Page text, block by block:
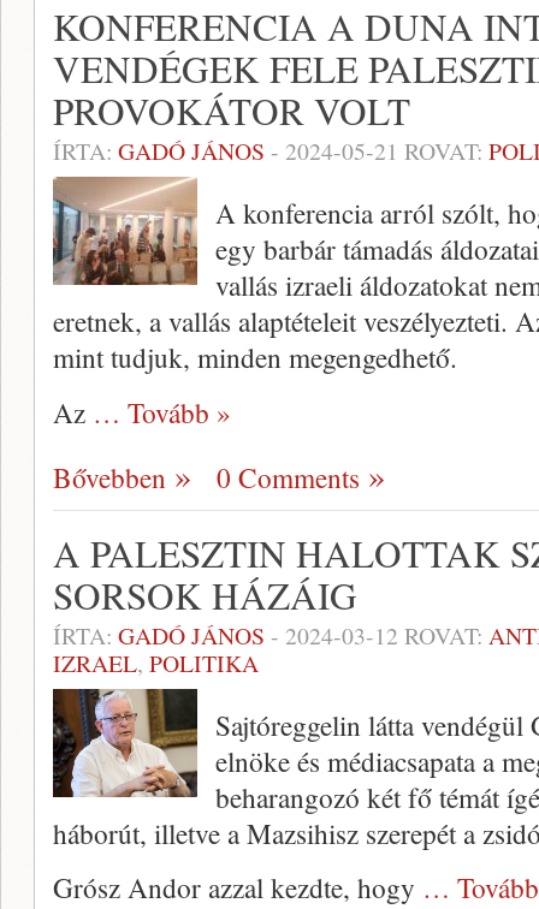
KONFERENCIA A DUNA
VENDÉGEK FELE
PROVOKÁTOR VOLT
ÍRTA: GADÓ JÁNOS - 2024-05-21 ROVAT:
A konferencia arról szólt,
egy barbár támadás
vallás izraeli áldozatokat
eretnek, a vallás alaptételeit veszélyezteti.
mint tudjuk, minden megengedhető.
Az … Tovább »
Bővebben
0 Comments
A PALESZTIN HALOTTAK
SORSOK HÁZÁIG
ÍRTA: GADÓ JÁNOS - 2024-03-12 ROVAT:
IZRAEL, POLITIKA
Sajtóreggelin látta
elnöke és médiacsapata a
beharangozó két fő témát
háborút, illetve a Mazsihisz szerepét a
Grósz Andor azzal kezdte, hogy …